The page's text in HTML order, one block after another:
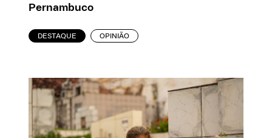
Pernambuco
DESTAQUE OPINIÃO